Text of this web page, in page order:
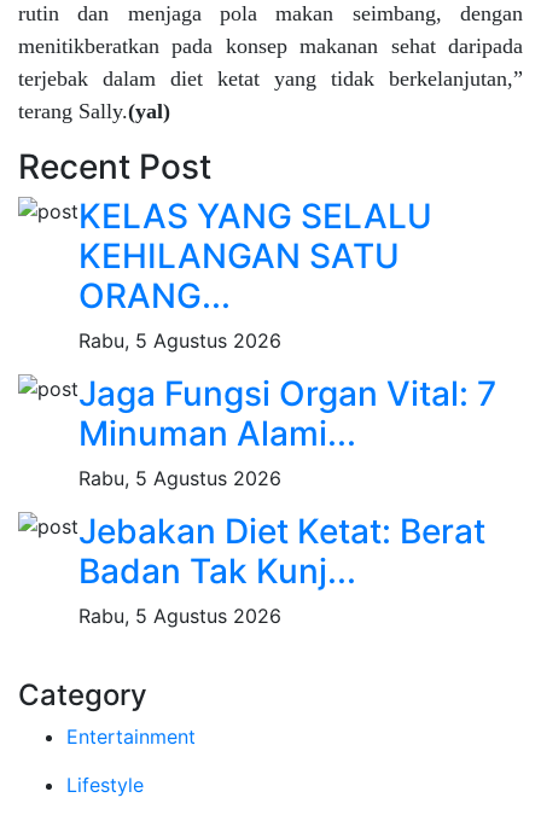
rutin dan menjaga pola makan seimbang, dengan
menitikberatkan pada konsep makanan sehat daripada
terjebak dalam diet ketat yang tidak berkelanjutan,”
terang Sally.(yal)
Recent Post
KELAS YANG SELALU
KEHILANGAN SATU
ORANG...
Rabu, 5 Agustus 2026
Jaga Fungsi Organ Vital: 7
Minuman Alami...
Rabu, 5 Agustus 2026
Jebakan Diet Ketat: Berat
Badan Tak Kunj...
Rabu, 5 Agustus 2026
Category
Entertainment
Lifestyle